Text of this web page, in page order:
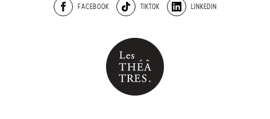
FACEBOOK TIKTOK LINKEDIN